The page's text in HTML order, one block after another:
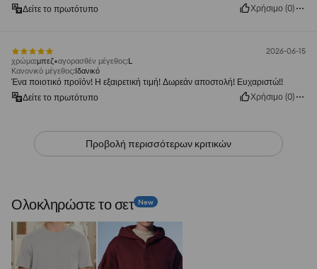
Δείτε το πρωτότυπο
Χρήσιμο (0)
2026-06-15
χρώμα:μπεζ αγορασθέν μέγεθος:L
Κανονικό μέγεθος:Ιδανικό
Ένα ποιοτικό προϊόν! Η εξαιρετική τιμή! Δωρεάν αποστολή! Ευχαριστώ!!
Δείτε το πρωτότυπο
Χρήσιμο (0)
Προβολή περισσότερων κριτικών
Ολοκληρώστε το σετ New